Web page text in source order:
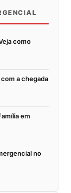
como
a chegada
em
no